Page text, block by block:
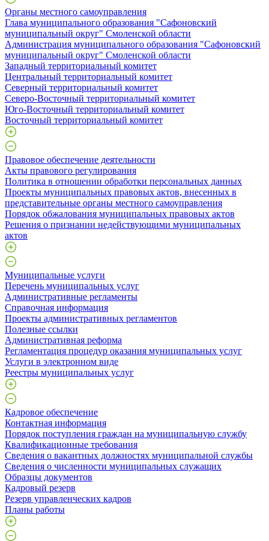
Органы местного самоуправления
Глава муниципального образования "Сафоновский
муниципальный округ" Смоленской области
Администрация муниципального образования "Сафоновский
муниципальный округ" Смоленской области
Западный территориальный комитет
Центральный территориальный комитет
Северный территориальный комитет
Северо-Восточный территориальный комитет
Юго-Восточный территориальный комитет
Восточный территориальный комитет
Правовое обеспечение деятельности
Акты правового регулирования
Политика в отношении обработки персональных данных
Проекты муниципальных правовых актов, внесенных в
представительные органы местного самоуправления
Порядок обжалования муниципальных правовых актов
Решения о признании недействующими муниципальных
актов
Муниципальные услуги
Перечень муниципальных услуг
Административные регламенты
Справочная информация
Проекты административных регламентов
Полезные ссылки
Административная реформа
Регламентация процедур оказания муниципальных услуг
Услуги в электронном виде
Реестры муниципальных услуг
Кадровое обеспечение
Контактная информация
Порядок поступления граждан на муниципальную службу
Квалификационные требования
Сведения о вакантных должностях муниципальной службы
Сведения о численности муниципальных служащих
Образцы документов
Кадровый резерв
Резерв управленческих кадров
Планы работы